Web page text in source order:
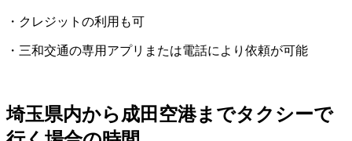
・クレジットの利用も可
・三和交通の専用アプリまたは電話により依頼が可能
埼玉県内から成田空港までタクシーで